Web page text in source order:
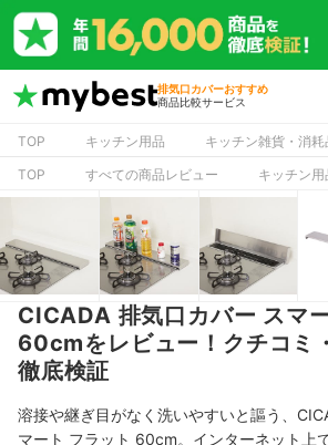
排気口カバーおすすめ
商品比較サービス
TOP キッチン用品 キッチン雑貨・消耗
TOP
すべての商品レビュー キッチン
CICADA 排気口カバー スマ
60cmをレビュー！クチコミ
徹底検証
溶接や継ぎ目がなく洗いやすいと謳う、
マート フラット 60cm。インターネット上